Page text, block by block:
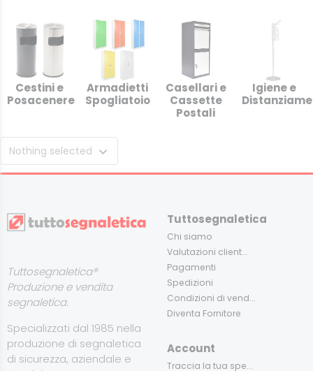
Cestini e
Posacenere
Armadietti
Spogliatoio
Casellari e
Cassette
Postali
Igiene e
Nothing selected
Tuttosegnaletica®
Produzione e vendita
segnaletica.
Specializzati dal 1985 nella
produzione di segnaletica
di sicurezza, aziendale e
Tuttosegnaletica
Chi siamo
Valutazioni client...
Pagamenti
Spedizioni
Condizioni di vend...
Diventa Fornitore
Account
Traccia la tua spe...